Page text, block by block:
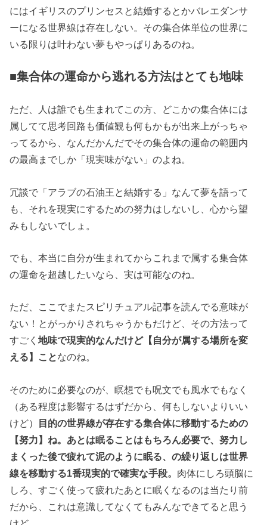
にはイギリスのプリンセスと結婚するとかバレエダンサ
ーになる世界線は存在しない。その集合体単位の世界に
いる限りは叶わない夢もやっぱりあるのね。
■集合体の運命から逃れる方法はとても地味
ただ、人は誰でも生まれてこの方、どこかの集合体には
属してて思考回路も価値観も何もかもが出来上がっちゃ
ってるから、なんだかんだでその集合体の運命の範囲内
の最高までしか「現実味がない」のよね。
冗談で「アラブの石油王と結婚する」なんて夢を語って
も、それを現実にするための努力はしないし、心から望
みもしないでしょ。
でも、本当に自分が生まれてからこれまで属する集合体
の運命を超越したいなら、実は可能なのね。
ただ、ここでまたスピリチュアル記事を読んでる意味が
ない！とがっかりされちゃうかもだけど、その方法って
すごく地味で現実的なんだけど【自分が属する場所を変
える】ことなのね。
そのために必要なのが、瞑想でも呪文でも風水でもなく
（ある程度は影響するはずだから、何もしないよりいい
けど） 目的の世界線が存在する集合体に移動するための
【努力】ね。あとは眠ることはもちろん必要で、努力し
まくった後で疲れて泥のように眠る、の繰り返しは世界
線を移動する1番現実的で確実な手段。 肉体にしろ頭脳に
しろ、すごく使って疲れたあとに眠くなるのは当たり前
だから、これは意識してなくてもみんなできてると思う